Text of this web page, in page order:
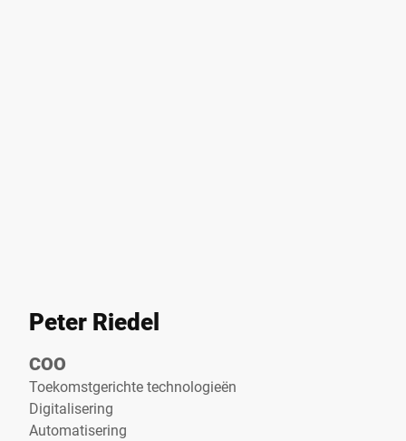
Peter Riedel
COO
Toekomstgerichte technologieën
Digitalisering
Automatisering